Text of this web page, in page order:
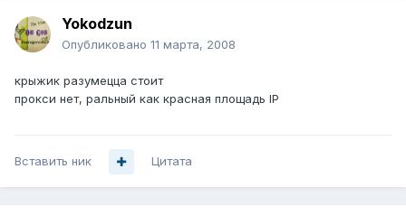
Yokodzun
Опубликовано 11 марта, 2008
крыжик разумецца стоит
прокси нет, ральный как красная площадь IP
Вставить ник Цитата